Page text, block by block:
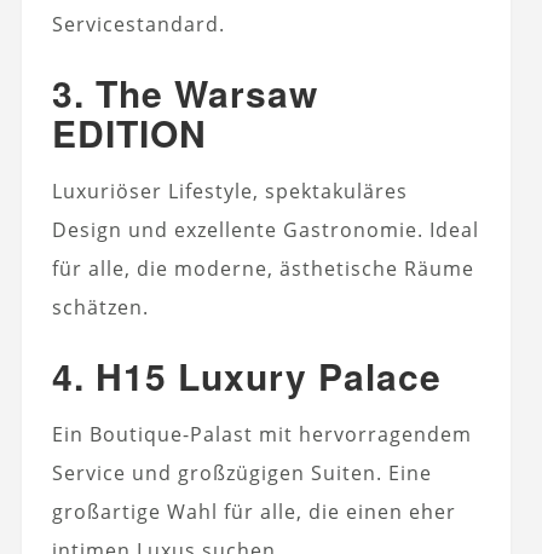
Servicestandard.
3. The Warsaw
EDITION
Luxuriöser Lifestyle, spektakuläres
Design und exzellente Gastronomie. Ideal
für alle, die moderne, ästhetische Räume
schätzen.
4. H15 Luxury Palace
Ein Boutique-Palast mit hervorragendem
Service und großzügigen Suiten. Eine
großartige Wahl für alle, die einen eher